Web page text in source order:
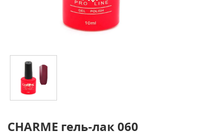
CHARME гель-лак 060